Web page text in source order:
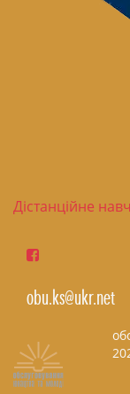
Дістанційне
obu.ks@ukr.net